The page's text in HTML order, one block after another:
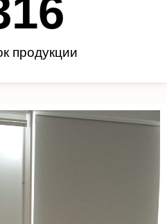
продукции